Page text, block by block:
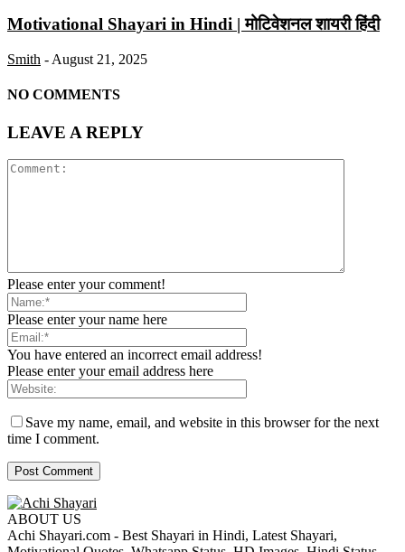
Motivational Shayari in Hindi | मोटिवेशनल शायरी हिंदी
Smith - August 21, 2025
NO COMMENTS
LEAVE A REPLY
Please enter your comment!
Please enter your name here
You have entered an incorrect email address!
Please enter your email address here
Save my name, email, and website in this browser for the next
time I comment.
ABOUT US
Achi Shayari.com - Best Shayari in Hindi, Latest Shayari,